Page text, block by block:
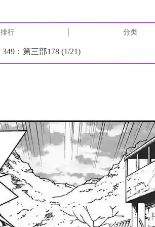
排行 分类
349：第三部178 (1/21)